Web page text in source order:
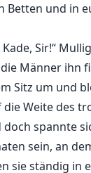
und in
Sir!“
Männer ihn
Sitz um und
Weite des
spannte
sein, an
sie ständig in